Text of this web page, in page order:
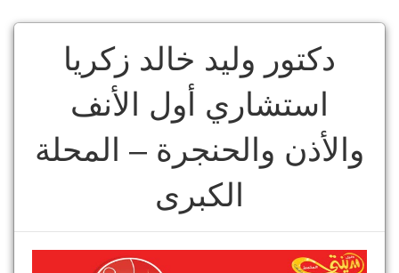
دكتور وليد خالد زكريا
استشاري أول الأنف
والأذن والحنجرة – المحلة
الكبرى